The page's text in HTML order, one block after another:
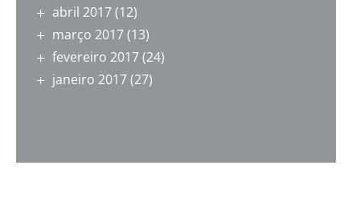
abril 2017(12)
março 2017(13)
fevereiro 2017(24)
janeiro 2017(27)